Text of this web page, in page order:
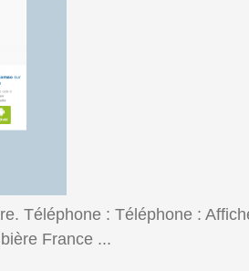
Téléphone : Téléphone :
France ...